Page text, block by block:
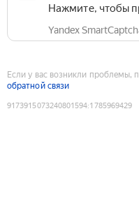
Нажмите, чтобы
Yandex
Если у вас возникли проблемы,
обратной связи
9173915073240801594:1785969429